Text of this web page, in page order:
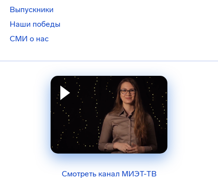
Выпускники
Наши победы
СМИ о нас
Смотреть канал МИЭТ-ТВ